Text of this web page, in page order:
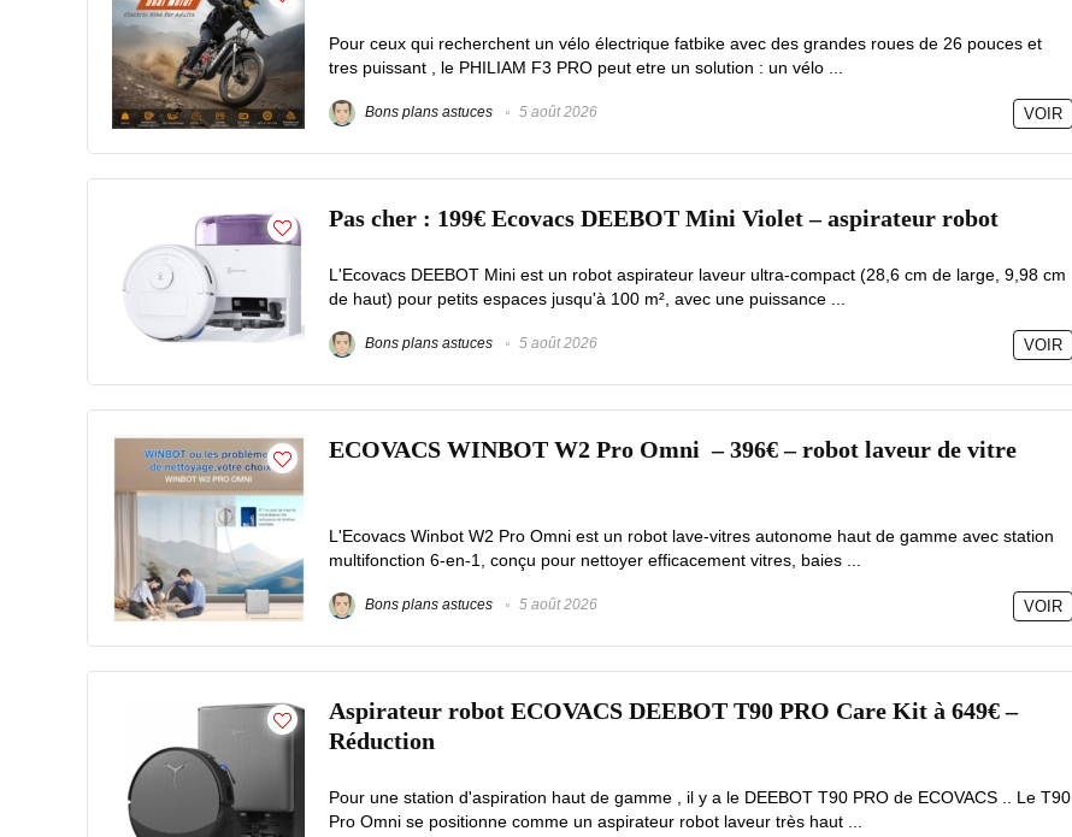
Pour ceux qui recherchent un vélo électrique fatbike avec des grandes roues de 26 pouces et
tres puissant , le PHILIAM F3 PRO peut etre un solution : un vélo ...
Bons plans astuces 5 août 2026 VOIR
Pas cher : 199€ Ecovacs DEEBOT Mini Violet – aspirateur robot
L'Ecovacs DEEBOT Mini est un robot aspirateur laveur ultra-compact (28,6 cm de large, 9,98 cm
de haut) pour petits espaces jusqu'à 100 m², avec une puissance ...
Bons plans astuces 5 août 2026 VOIR
ECOVACS WINBOT W2 Pro Omni – 396€ – robot laveur de vitre
L'Ecovacs Winbot W2 Pro Omni est un robot lave-vitres autonome haut de gamme avec station
multifonction 6-en-1, conçu pour nettoyer efficacement vitres, baies ...
Bons plans astuces 5 août 2026 VOIR
Aspirateur robot ECOVACS DEEBOT T90 PRO Care Kit à 649€ –
Réduction
Pour une station d'aspiration haut de gamme , il y a le DEEBOT T90 PRO de ECOVACS .. Le T90
Pro Omni se positionne comme un aspirateur robot laveur très haut ...